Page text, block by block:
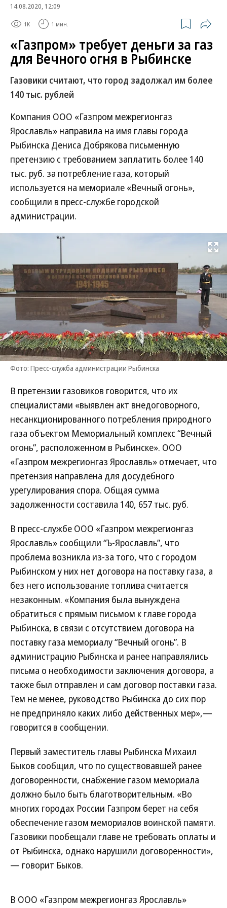
14.08.2020, 12:09
1K 1 мин.
«Газпром» требует деньги за газ
для Вечного огня в Рыбинске
Газовики считают, что город задолжал им более
140 тыс. рублей
Компания ООО «Газпром межрегионгаз
Ярославль» направила на имя главы города
Рыбинска Дениса Добрякова письменную
претензию с требованием заплатить более 140
тыс. руб. за потребление газа, который
используется на мемориале «Вечный огонь»,
сообщили в пресс-службе городской
администрации.
Развернуть
Фото: Пресс-служба администрации Рыбинска
В претензии газовиков говорится, что их
специалистами «выявлен акт внедоговорного,
несанкционированного потребления природного
газа объектом Мемориальный комплекс “Вечный
огонь”, расположенном в Рыбинске». ООО
«Газпром межрегионгаз Ярославль» отмечает, что
претензия направлена для досудебного
урегулирования спора. Общая сумма
задолженности составила 140, 657 тыс. руб.
В пресс-службе ООО «Газпром межрегионгаз
Ярославль» сообщили “Ъ-Ярославль”, что
проблема возникла из-за того, что с городом
Рыбинском у них нет договора на поставку газа, а
без него использование топлива считается
незаконным. «Компания была вынуждена
обратиться с прямым письмом к главе города
Рыбинска, в связи с отсутствием договора на
поставку газа мемориалу “Вечный огонь”. В
администрацию Рыбинска и ранее направлялись
письма о необходимости заключения договора, а
также был отправлен и сам договор поставки газа.
Тем не менее, руководство Рыбинска до сих пор
не предприняло каких либо действенных мер»,—
говорится в сообщении.
Первый заместитель главы Рыбинска Михаил
Быков сообщил, что по существовавшей ранее
договоренности, снабжение газом мемориала
должно было быть благотворительным. «Во
многих городах России Газпром берет на себя
обеспечение газом мемориалов воинской памяти.
Газовики пообещали главе не требовать оплаты и
от Рыбинска, однако нарушили договоренности»,
— говорит Быков.
В ООО «Газпром межрегионгаз Ярославль»